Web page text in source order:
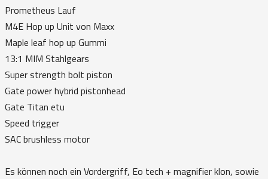
Prometheus Lauf
M4E Hop up Unit von Maxx
Maple leaf hop up Gummi
13:1 MIM Stahlgears
Super strength bolt piston
Gate power hybrid pistonhead
Gate Titan etu
Speed trigger
SAC brushless motor
Es können noch ein Vordergriff, Eo tech + magnifier klon, sowie